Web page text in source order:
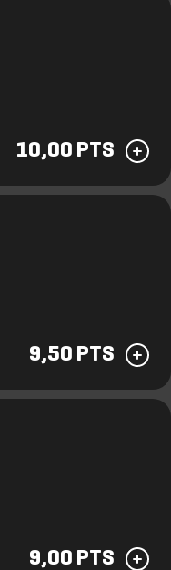
10,00 PTS
9,50 PTS
9,00 PTS